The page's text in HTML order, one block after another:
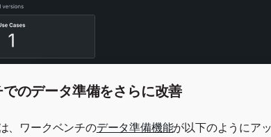
のデータ準備をさらに改善
、ワークベンチのデータ準備機能が以下のようにア